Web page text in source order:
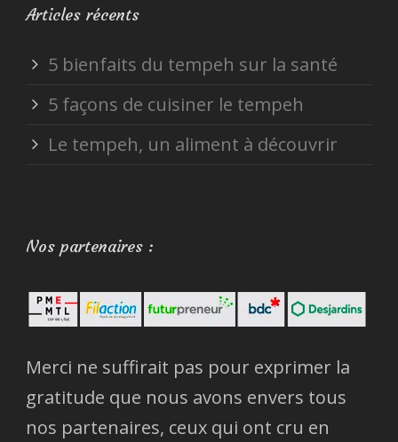
Articles récents
5 bienfaits du tempeh sur la santé
5 façons de cuisiner le tempeh
Le tempeh, un aliment à découvrir
Nos partenaires :
Merci ne suffirait pas pour exprimer la
gratitude que nous avons envers tous
nos partenaires, ceux qui ont cru en